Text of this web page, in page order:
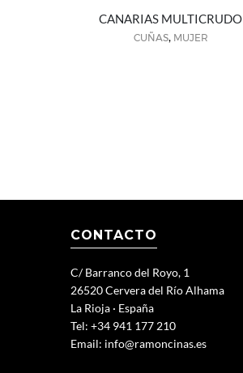
CANARIAS MULTICRUDO
CUÑAS, MUJER
CONTACTO
C/ Barranco del Royo, 1
26520 Cervera del Río Alhama
La Rioja · España
Tel: +34 941 177 210
Email: info@ramoncinas.es